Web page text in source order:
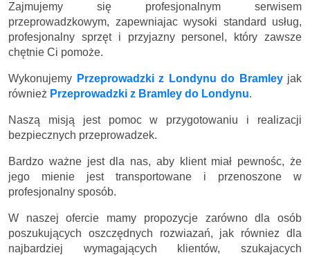
Zajmujemy się profesjonalnym serwisem
przeprowadzkowym, zapewniajac wysoki standard usług,
profesjonalny sprzęt i przyjazny personel, który zawsze
chętnie Ci pomoże.
Wykonujemy Przeprowadzki z Londynu do Bramleyjak
również Przeprowadzki z Bramley do Londynu.
Naszą misją jest pomoc w przygotowaniu i realizacji
bezpiecznych przeprowadzek.
Bardzo ważne jest dla nas, aby klient miał pewnośc, że
jego mienie jest transportowane i przenoszone w
profesjonalny sposób.
W naszej ofercie mamy propozycje zarówno dla osób
poszukujących oszczędnych rozwiazań, jak równiez dla
najbardziej wymagających klientów, szukajacych